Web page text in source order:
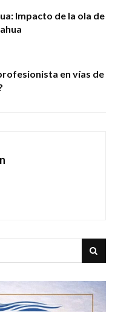
Impacto de la ola de
en vías de